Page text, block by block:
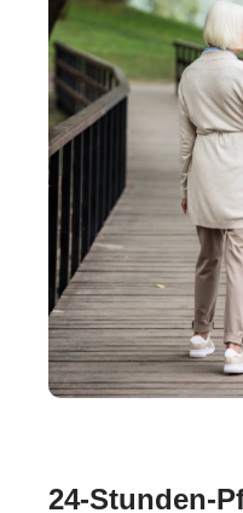
24-Stunden-